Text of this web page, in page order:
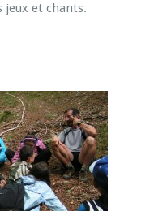
jeux et chants.